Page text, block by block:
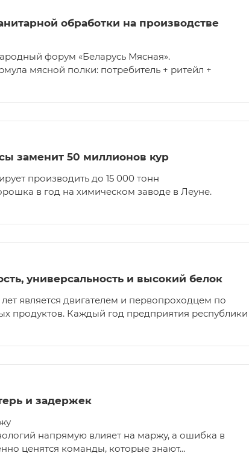
обработки на производстве
форум «Беларусь Мясная».
мясной полки: потребитель + ритейл +
заменит 50 миллионов кур
производить до 15 000 тонн
в год на химическом заводе в Леуне.
универсальность и высокий белок
является двигателем и первопроходцем по
продуктов. Каждый год предприятия республики
и задержек
напрямую влияет на маржу, а ошибка в
ценятся команды, которые знают…